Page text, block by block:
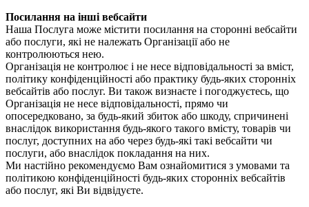
Посилання на інші вебсайти
Наша Послуга може містити посилання на сторонні вебсайти
або послуги, які не належать Організації або не
контролюються нею.
Організація не контролює і не несе відповідальності за вміст,
політику конфіденційності або практику будь-яких сторонніх
вебсайтів або послуг. Ви також визнаєте і погоджуєтесь, що
Організація не несе відповідальності, прямо чи
опосередковано, за будь-який збиток або шкоду, спричинені
внаслідок використання будь-якого такого вмісту, товарів чи
послуг, доступних на або через будь-які такі вебсайти чи
послуги, або внаслідок покладання на них.
Ми настійно рекомендуємо Вам ознайомитися з умовами та
політикою конфіденційності будь-яких сторонніх вебсайтів
або послуг, які Ви відвідуєте.